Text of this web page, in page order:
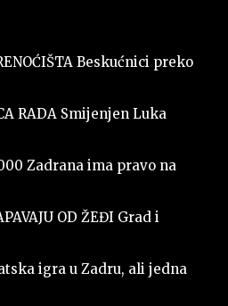
Beskućnici preko
RADA Smijenjen Luka
Zadrana ima pravo na
OD ŽEĐI Grad i
igra u Zadru, ali jedna